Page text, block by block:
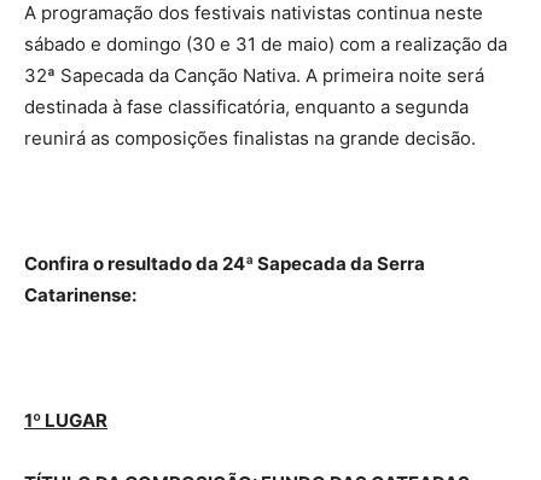
A programação dos festivais nativistas continua neste
sábado e domingo (30 e 31 de maio) com a realização da
32ª Sapecada da Canção Nativa. A primeira noite será
destinada à fase classificatória, enquanto a segunda
reunirá as composições finalistas na grande decisão.
Confira o resultado da 24ª Sapecada da Serra
Catarinense:
1º LUGAR